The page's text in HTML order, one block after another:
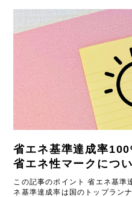
省エネ基準達成率
省エネ性マークにつ
この記事のポイント 省エネ基準
ネ基準達成率は国のトップラン